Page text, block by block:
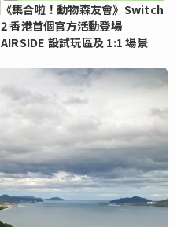
《集合啦！動物森友會》Switch
2 香港首個官方活動登場
AIRSIDE 設試玩區及 1:1 場景